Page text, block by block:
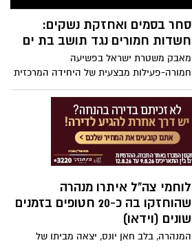
תושב בת ים על אופנוע שנגנב מהעיר לשטח
יהודה ושומרון.
סחר בסמים ואחזקת נשקים:
חשדות חמורים נגד תושב בת ים
מאבק משטרת ישראל בפשיעה
חמורה-פעילות מבצעית של היחידה המרכזית
במחוז תל אביב הובילה למעצרם של 2
חשודים, ביניהם תושב בת ים, המעורבים
באירועי אלימות וסחר בסמים.
לוחמי צה"ל איתרו מנהרה
שהוחזקו בה כ-20 חטופים בזמנים
שונים (וידאו)
המנהרה, בלב חאן יונס, יצאה מביתו של